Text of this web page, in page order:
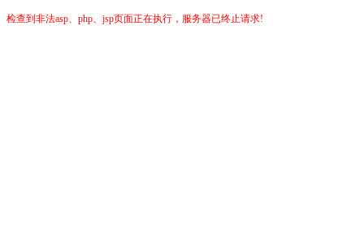
检查到非法asp、php、jsp页面正在执行，服务器已终止请求!